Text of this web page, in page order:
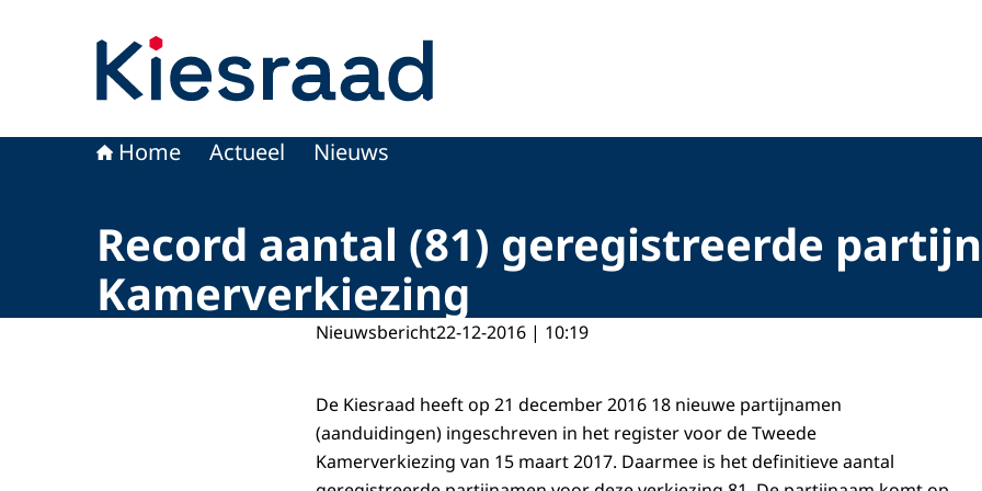
Home Actueel Nieuws
Record aantal (81) geregistreerde
Kamerverkiezing
Nieuwsbericht22-12-2016 | 10:19
De Kiesraad heeft op 21 december 2016 18 nieuwe partijnamen
(aanduidingen) ingeschreven in het register voor de Tweede
Kamerverkiezing van 15 maart 2017. Daarmee is het definitieve aantal